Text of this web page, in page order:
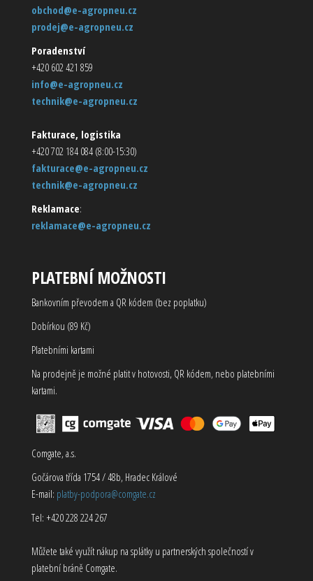
obchod@e-agropneu.cz
prodej@e-agropneu.cz
Poradenství
+420 602 421 859
info@e-agropneu.cz
technik@e-agropneu.cz
Fakturace, logistika
+420 702 184 084 (8:00-15:30)
fakturace@e-agropneu.cz
technik@e-agropneu.cz
Reklamace:
reklamace@e-agropneu.cz
PLATEBNÍ MOŽNOSTI
Bankovním převodem a QR kódem (bez poplatku)
Dobírkou (89 Kč)
Platebními kartami
Na prodejně je možné platit v hotovosti, QR kódem, nebo platebními
kartami.
Comgate, a.s.
Gočárova třída 1754 / 48b, Hradec Králové
E-mail: platby-podpora@comgate.cz
Tel: +420 228 224 267
Můžete také využít nákup na splátky u partnerských společností v
platební bráně Comgate.